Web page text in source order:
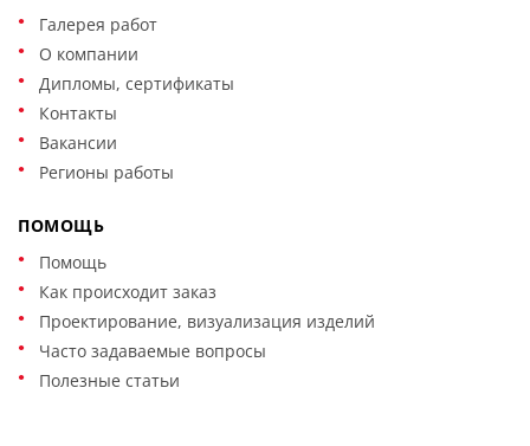
Галерея работ
О компании
Дипломы, сертификаты
Контакты
Вакансии
Регионы работы
ПОМОЩЬ
Помощь
Как происходит заказ
Проектирование, визуализация изделий
Часто задаваемые вопросы
Полезные статьи